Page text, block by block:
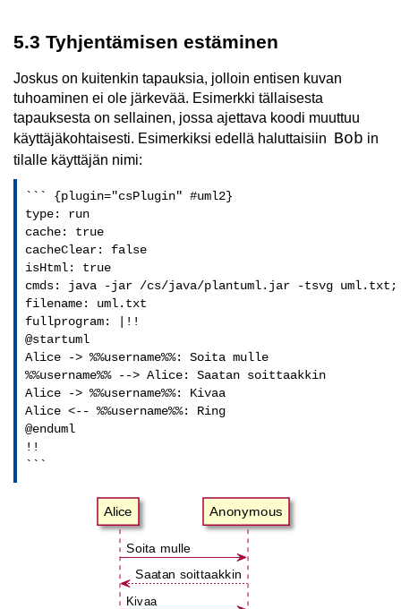
5.3 Tyhjentämisen estäminen
Joskus on kuitenkin tapauksia, jolloin entisen kuvan
tuhoaminen ei ole järkevää. Esimerkki tällaisesta
tapauksesta on sellainen, jossa ajettava koodi muuttuu
käyttäjäkohtaisesti. Esimerkiksi edellä haluttaisiin Bob in
tilalle käyttäjän nimi:
``` {plugin="csPlugin" #uml2}
type: run
cache: true
cacheClear: false
isHtml: true
cmds: java -jar /cs/java/plantuml.jar -tsvg
filename: uml.txt
fullprogram: |!!
@startuml
Alice -> %%username%%: Soita mulle
%%username%% --> Alice: Saatan soittaakkin
Alice -> %%username%%: Kivaa
Alice <-- %%username%%: Ring
@enduml
!!
```
Alice Anonymous
Soita mulle
Saatan soittaakkin
Kivaa